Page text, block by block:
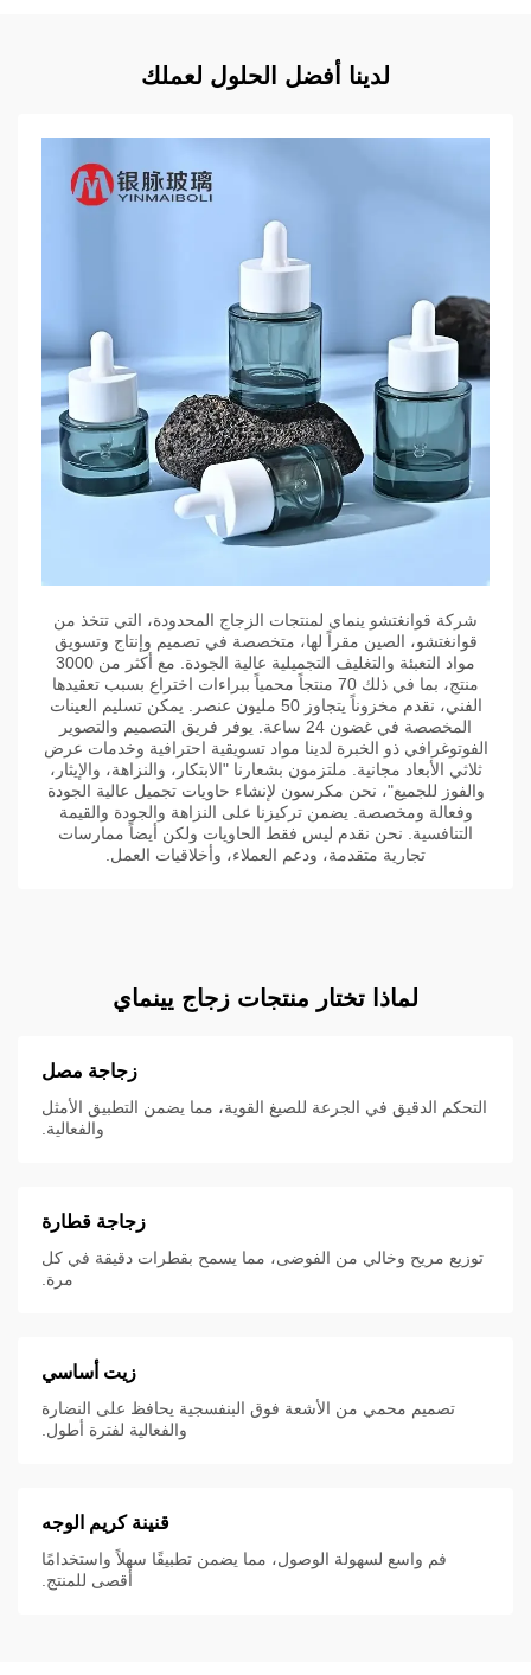
لدينا أفضل الحلول لعملك
شركة قوانغتشو ينماي لمنتجات الزجاج المحدودة، التي تتخذ من
قوانغتشو، الصين مقراً لها، متخصصة في تصميم وإنتاج وتسويق
مواد التعبئة والتغليف التجميلية عالية الجودة. مع أكثر من 3000
منتج، بما في ذلك 70 منتجاً محمياً ببراءات اختراع بسبب تعقيدها
الفني، نقدم مخزوناً يتجاوز 50 مليون عنصر. يمكن تسليم العينات
المخصصة في غضون 24 ساعة. يوفر فريق التصميم والتصوير
الفوتوغرافي ذو الخبرة لدينا مواد تسويقية احترافية وخدمات عرض
ثلاثي الأبعاد مجانية. ملتزمون بشعارنا "الابتكار، والنزاهة، والإيثار،
والفوز للجميع"، نحن مكرسون لإنشاء حاويات تجميل عالية الجودة
وفعالة ومخصصة. يضمن تركيزنا على النزاهة والجودة والقيمة
التنافسية. نحن نقدم ليس فقط الحاويات ولكن أيضاً ممارسات
تجارية متقدمة، ودعم العملاء، وأخلاقيات العمل.
لماذا تختار منتجات زجاج يينماي
زجاجة مصل
التحكم الدقيق في الجرعة للصيغ القوية، مما يضمن التطبيق الأمثل
والفعالية.
زجاجة قطارة
توزيع مريح وخالي من الفوضى، مما يسمح بقطرات دقيقة في كل
مرة.
زيت أساسي
تصميم محمي من الأشعة فوق البنفسجية يحافظ على النضارة
والفعالية لفترة أطول.
قنينة كريم الوجه
فم واسع لسهولة الوصول، مما يضمن تطبيقًا سهلاً واستخدامًا
أقصى للمنتج.